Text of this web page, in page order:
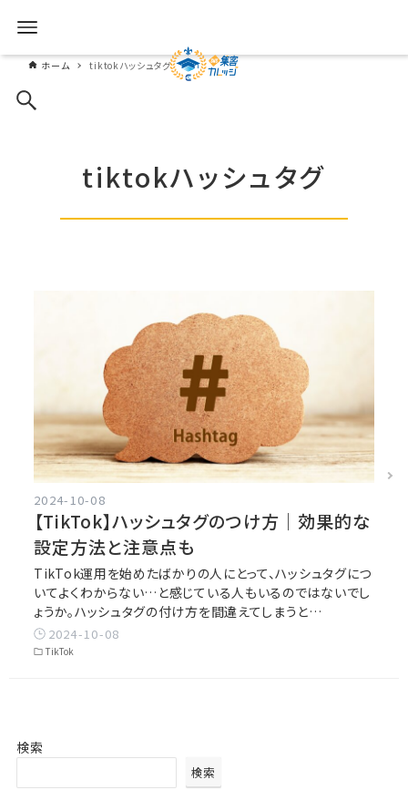
ホーム tiktokハッシュタグ
tiktokハッシュタグ
2024-10-08
【TikTok】ハッシュタグのつけ方｜効果的な
設定方法と注意点も
TikTok運用を始めたばかりの人にとって、ハッシュタグにつ
いてよくわからない…と感じている人もいるのではないでし
ょうか。ハッシュタグの付け方を間違えてしまうと…
2024-10-08
TikTok
検索
検索